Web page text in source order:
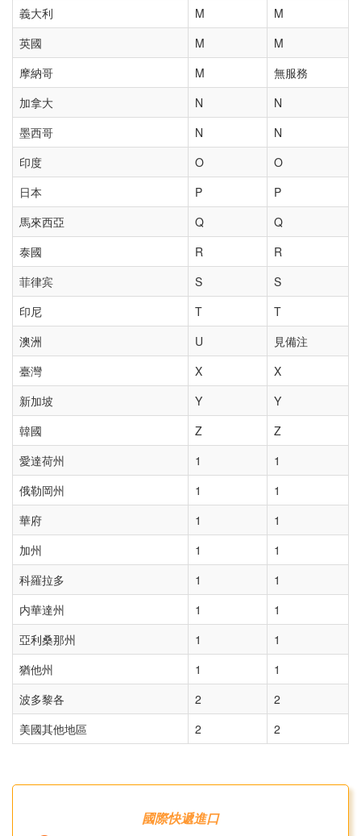
義大利
M
M
英國
M
M
摩納哥
M
無服務
加拿大
N
N
墨西哥
N
N
印度
O
O
日本
P
P
馬來西亞
Q
Q
泰國
R
R
菲律宾
S
S
印尼
T
T
澳洲
U
見備注
臺灣
X
X
新加坡
Y
Y
韓國
Z
Z
愛達荷州
1
1
俄勒岡州
1
1
華府
1
1
加州
1
1
科羅拉多
1
1
内華達州
1
1
亞利桑那州
1
1
猶他州
1
1
波多黎各
2
2
美國其他地區
2 2
國際快遞進口